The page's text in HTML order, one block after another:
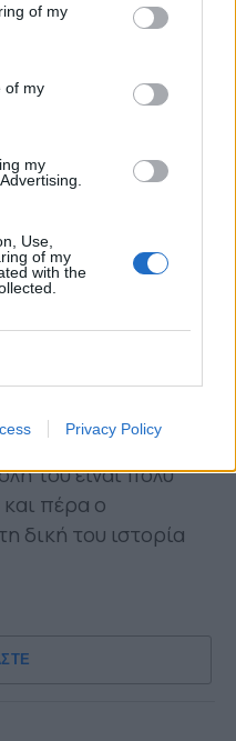
of my
of my
my
Use,
of my
with the
Privacy Policy
πρώτη του
από δύσκολες
του προσπάθειες
βρίσκοντας
της ομάδας σε
ενίοτε και μόνος
Παναιτωλικού και
Χρήστος
εκφράζει τις
πρώτη στιγμή της
του είναι πολύ
πέρα ο
δική του ιστορία